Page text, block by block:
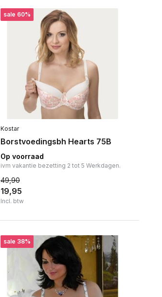
sale 60%
Kostar
Borstvoedingsbh Hearts 75B
Op voorraad
ivm vakantie bezetting 2 tot 5 Werkdagen.
49,90
19,95
Incl. btw
sale 38%